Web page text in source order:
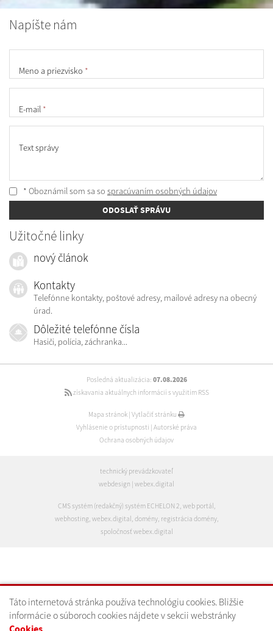
Táto internetová stránka používa technológiu cookies. Bližšie
informácie o súboroch cookies nájdete v sekcii webstránky
Napíšte nám
Meno a priezvisko *
E-mail *
Text správy
* Oboznámil som sa so spracúvaním osobných údajov
ODOSLAŤ SPRÁVU
Užitočné linky
nový článok
Kontakty
Telefónne kontakty, poštové adresy, mailové adresy na obecný
úrad.
Dôležité telefónne čísla
Hasiči, polícia, záchranka...
Posledná aktualizácia: 07.08.2026
získavania aktuálnych informácií s využitím RSS
Mapa stránok Vytlačiť stránku
Vyhlásenie o prístupnosti Autorské práva
Ochrana osobných údajov
technický prevádzkovateľ
webdesign webex.digital
CMS systém (redakčný) systém ECHELON 2, web portál ,
webhosting, webex.digital , domény, registrácia domény,
spoločnosť webex.digital